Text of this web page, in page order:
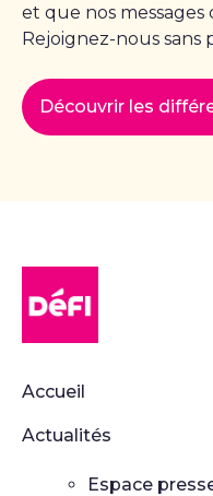
et que nos messages
Rejoignez-nous sans
Découvrir les
Accueil
Actualités
Espace